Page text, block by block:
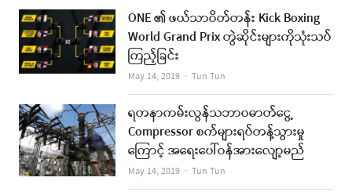
ONE ၏ ဖယ်သာဝိတ်တန်း Kick Boxing
World Grand Prix တွဲဆိုင်းများကိုသုံးသပ်
ကြည့်ခြင်း
May 14, 2019 Author
Tun Tun
ရတနာကမ်းလွန်သဘာဝဓာတ်ငွေ့
Compressor စက်များရပ်တန့်သွားမှု
ကြောင့် အရေးပေါ်ဝန်အားလျော့မည်
May 14, 2019 Author
Tun Tun